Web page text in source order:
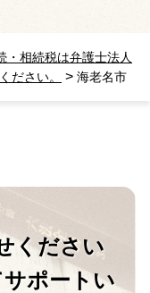
・相続税は弁護士法人
ださい。
> 海老名市
ください
サポートい